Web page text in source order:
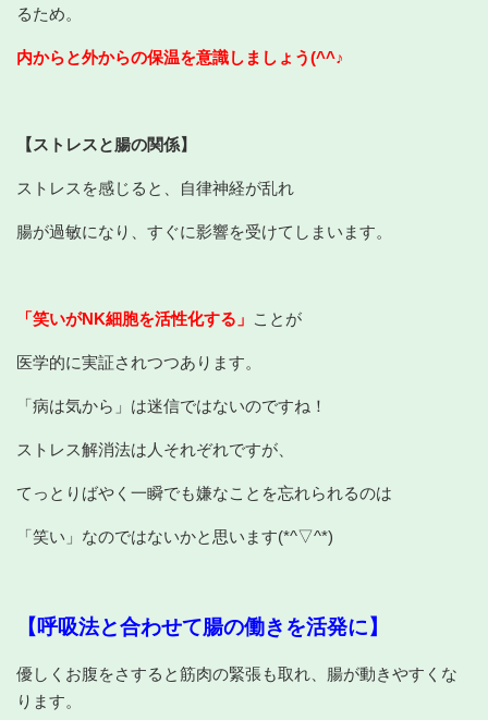
るため。
内からと外からの保温を意識しましょう(^^♪
【ストレスと腸の関係】
ストレスを感じると、自律神経が乱れ
腸が過敏になり、すぐに影響を受けてしまいます。
「笑いがNK細胞を活性化する」 ことが
医学的に実証されつつあります。
「病は気から」は迷信ではないのですね！
ストレス解消法は人それぞれですが、
てっとりばやく一瞬でも嫌なことを忘れられるのは
「笑い」なのではないかと思います(*^▽^*)
【呼吸法と合わせて腸の働きを活発に】
優しくお腹をさすると筋肉の緊張も取れ、腸が動きやすくな
ります。